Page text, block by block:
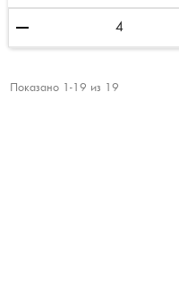
remove
Показано 1-19 из 19